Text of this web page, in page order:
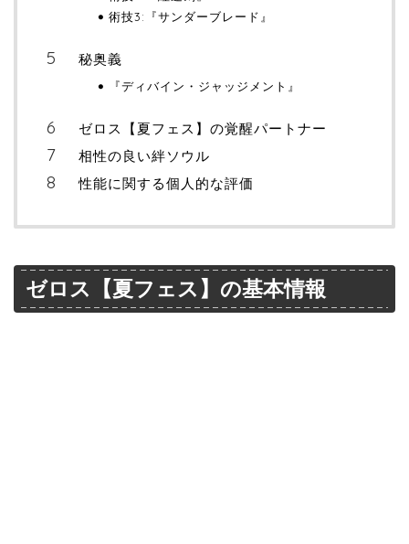
術技3:『サンダーブレード』
秘奥義
『ディバイン・ジャッジメント』
ゼロス【夏フェス】の覚醒パートナー
相性の良い絆ソウル
性能に関する個人的な評価
ゼロス【夏フェス】の基本情報